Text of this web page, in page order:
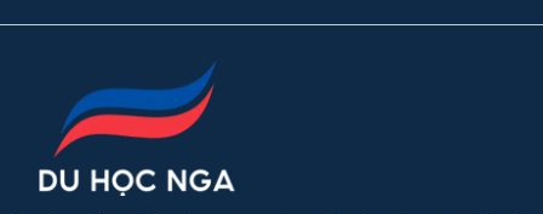
thông
Hệ thống thông tin và lập trình
Hệ thống trí tuệ nhân tạo trong lĩnh vực nhân văn – xã
hội